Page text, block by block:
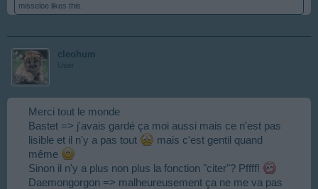
misseloe likes this.
cleohum
User
Merci tout le monde
Bastet => j'avais gardé ça moi aussi mais ce n'est pas
lisible et il n'y a pas tout
mais c'est gentil quand
même
Sinon il n'y a plus non plus la fonction "citer"? Pffff!
Daemongorgon => malheureusement ça ne me va pas